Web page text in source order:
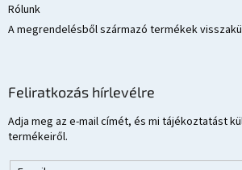
Rólunk
A megrendelésből származó termékek
Feliratkozás hírlevélre
Adja meg az e-mail címét, és mi tájékoztatást
termékeiről.